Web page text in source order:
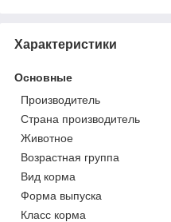
Характеристики
Основные
Производитель
Страна производитель
Животное
Возрастная группа
Вид корма
Форма выпуска
Класс корма